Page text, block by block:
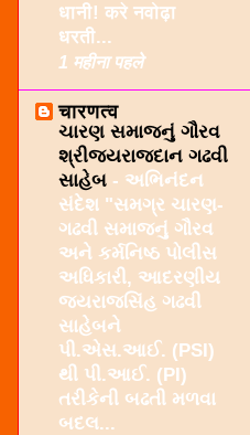
धानी! करे नवोढ़ा
धरती...
1 महीना पहले
चारणत्व
ચારણ સમાજનું ગૌરવ
શ્રીજયરાજદાન ગઢવી
સાહેબ - અભિનંદન
સંદેશ "સમગ્ર ચારણ-
ગઢવી સમાજનું ગૌરવ
અને કર્મનિષ્ઠ પોલીસ
અધિકારી, આદરણીય
જયરાજસિંહ ગઢવી
સાહેબને
પી.એસ.આઈ. (PSI)
થી પી.આઈ. (PI)
તરીકેની બઢતી મળવા
બદલ...